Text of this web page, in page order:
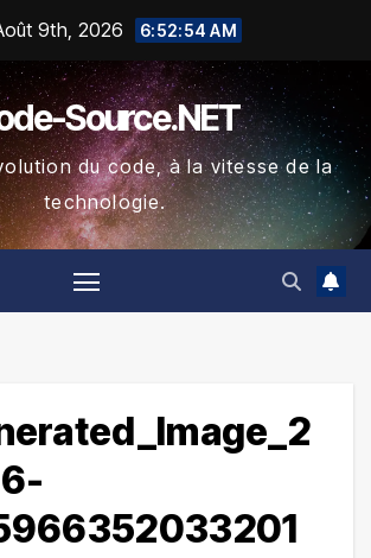
9th, 2026 6:52:54 AM
Source.NET
du code, à la vitesse de la
technologie.